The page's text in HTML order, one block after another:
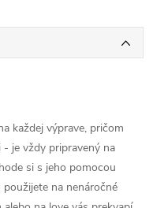
každej výprave, pričom
- je vždy pripravený na
si s jeho pomocou
na nenáročné